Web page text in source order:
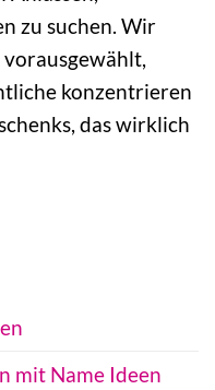
zu suchen. Wir
konzentrieren
das wirklich
mit Name Ideen